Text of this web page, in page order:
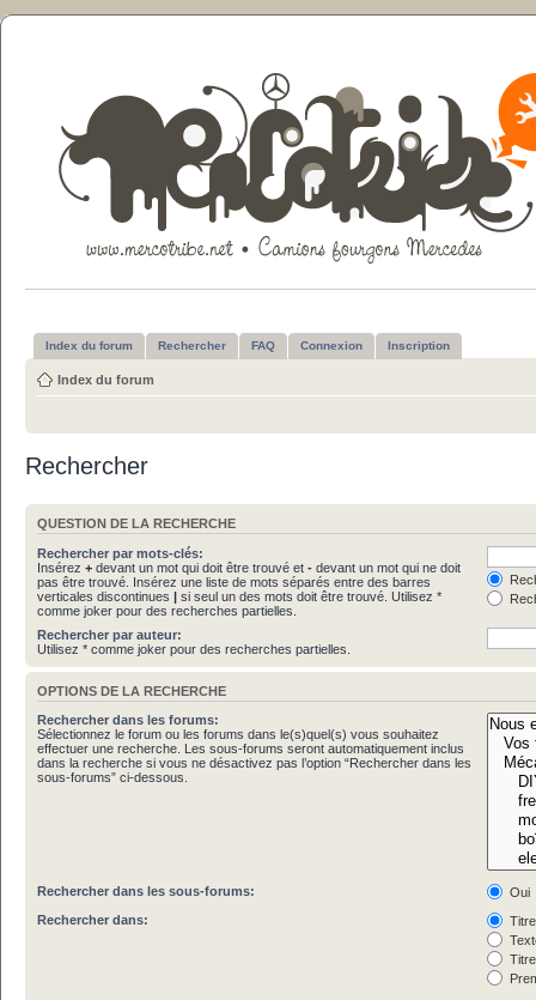
Index du forum Rechercher FAQ Connexion Inscription
Index du forum
Rechercher
QUESTION DE LA RECHERCHE
Rechercher par mots-clés:
Insérez + devant un mot qui doit être trouvé et - devant un mot qui ne doit
pas être trouvé. Insérez une liste de mots séparés entre des barres
verticales discontinues | si seul un des mots doit être trouvé. Utilisez *
comme joker pour des recherches partielles.
Rechercher par auteur:
Utilisez * comme joker pour des recherches partielles.
OPTIONS DE LA RECHERCHE
Rechercher dans les forums:
Sélectionnez le forum ou les forums dans le(s)quel(s) vous souhaitez
effectuer une recherche. Les sous-forums seront automatiquement inclus
dans la recherche si vous ne désactivez pas l’option “Rechercher dans les
sous-forums” ci-dessous.
Rechercher dans les sous-forums:
Oui
Rechercher dans: